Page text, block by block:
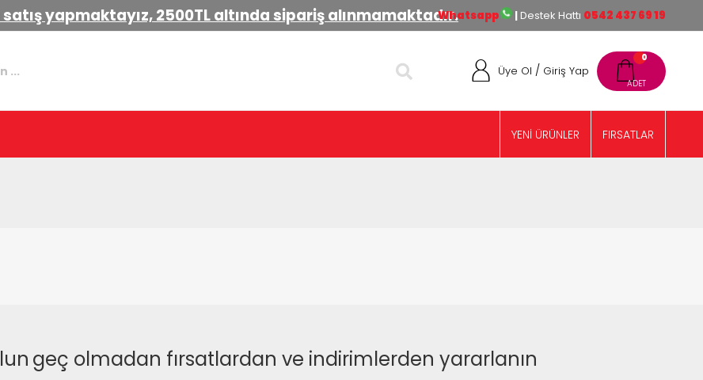
yapmaktayız, 2500TL altında sipariş alınmamaktadır.Whatsapp |Destek Hattı 0542 437 69 19
0
Üye Ol / Giriş Yap
FIRSATLAR
YENİ ÜRÜNLER
geç olmadan fırsatlardan ve indirimlerden yararlanın